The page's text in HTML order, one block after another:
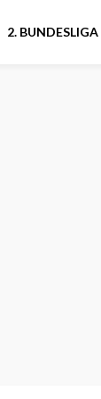
2. BUNDESLIGA